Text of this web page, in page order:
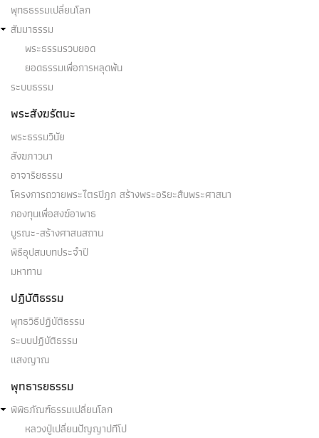
พุทธธรรมเปลี่ยนโลก
สัมมาธรรม
พระธรรมรวบยอด
ยอดธรรมเพื่อการหลุดพ้น
ระบบธรรม
พระสังฆรัตนะ
พระธรรมวินัย
สังฆภาวนา
อาจาริยธรรม
โครงการถวายพระไตรปิฎก สร้างพระอริยะสืบพระศาสนา
กองทุนเพื่อสงฆ์อาพาธ
บูรณะ-สร้างศาสนสถาน
พิธีอุปสมบทประจำปี
มหาทาน
ปฏิบัติธรรม
พุทธวิธีปฏิบัติธรรม
ระบบปฏิบัติธรรม
แสงญาณ
พุทธารยธรรม
พิพิธภัณฑ์ธรรมเปลี่ยนโลก
หลวงปู่เปลี่ยนปัญญาปทีโป